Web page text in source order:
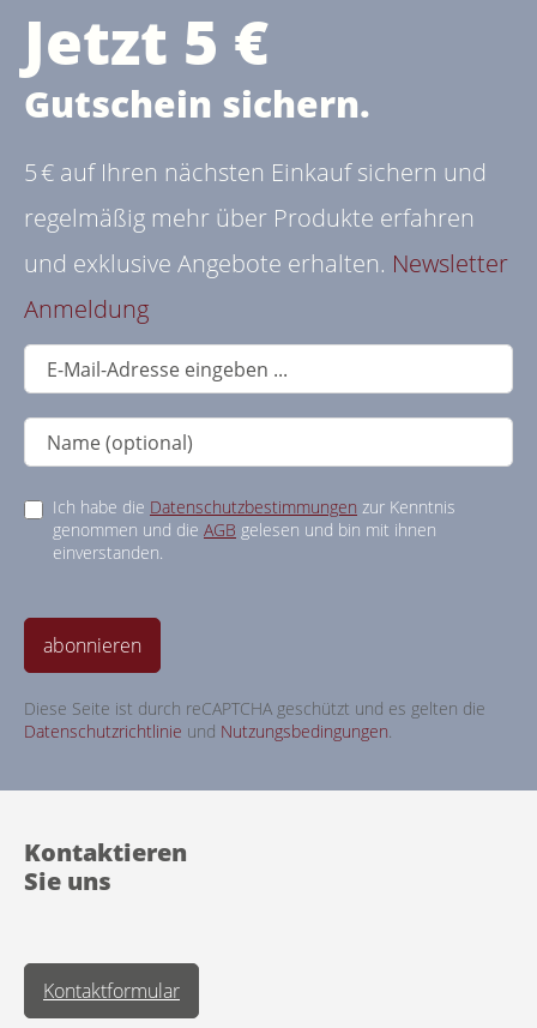
Jetzt 5 €
Gutschein sichern.
5 € auf Ihren nächsten Einkauf sichern und
regelmäßig mehr über Produkte erfahren
und exklusive Angebote erhalten. Newsletter
Anmeldung
Ich habe die Datenschutzbestimmungen zur Kenntnis
genommen und die AGB gelesen und bin mit ihnen
einverstanden.
abonnieren
Diese Seite ist durch reCAPTCHA geschützt und es gelten die
Datenschutzrichtlinie und Nutzungsbedingungen.
Kontaktieren
Sie uns
Kontaktformular